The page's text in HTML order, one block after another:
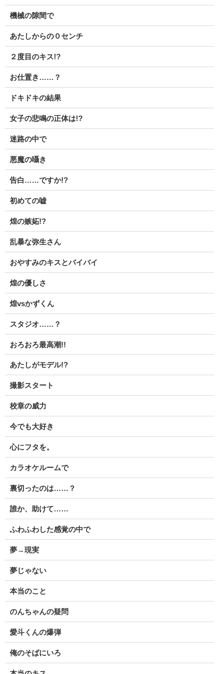
機械の隙間で
あたしからの０センチ
２度目のキス!?
お仕置き……？
ドキドキの結果
女子の悲鳴の正体は!?
迷路の中で
悪魔の囁き
告白……ですか!?
初めての嘘
煌の嫉妬!?
乱暴な弥生さん
おやすみのキスとバイバイ
煌の優しさ
煌vsかずくん
スタジオ……？
おろおろ最高潮!!
あたしがモデル!?
撮影スタート
校章の威力
今でも大好き
心にフタを。
カラオケルームで
裏切ったのは……？
誰か、助けて……
ふわふわした感覚の中で
夢→現実
夢じゃない
本当のこと
のんちゃんの疑問
愛斗くんの爆弾
俺のそばにいろ